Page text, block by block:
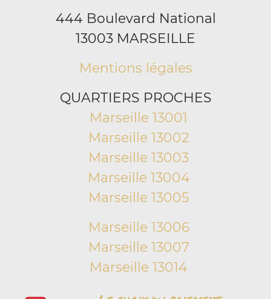
444 Boulevard National
13003 MARSEILLE
Mentions légales
QUARTIERS PROCHES
Marseille 13001
Marseille 13002
Marseille 13003
Marseille 13004
Marseille 13005
Marseille 13006
Marseille 13007
Marseille 13014